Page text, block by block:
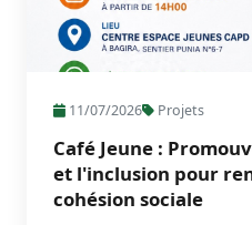
11/07/2026 Projets
Café Jeune :
et l'inclusion pour
cohésion sociale